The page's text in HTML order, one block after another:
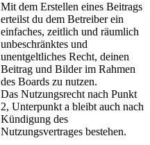
Mit dem Erstellen eines Beitrags
erteilst du dem Betreiber ein
einfaches, zeitlich und räumlich
unbeschränktes und
unentgeltliches Recht, deinen
Beitrag und Bilder im Rahmen
des Boards zu nutzen.
Das Nutzungsrecht nach Punkt
2, Unterpunkt a bleibt auch nach
Kündigung des
Nutzungsvertrages bestehen.